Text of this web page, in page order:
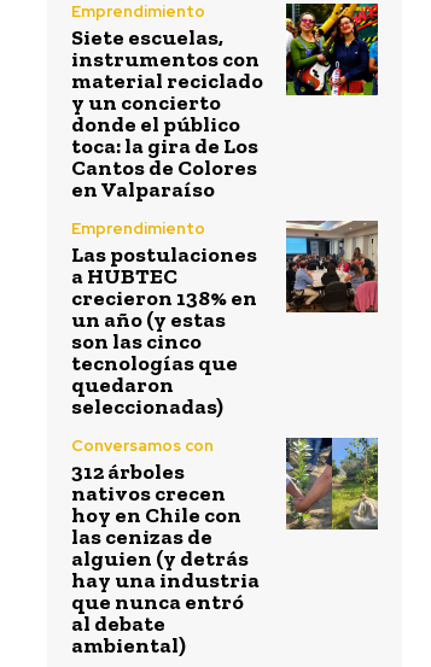
Emprendimiento
Siete escuelas,
instrumentos con
material reciclado
y un concierto
donde el público
toca: la gira de Los
Cantos de Colores
en Valparaíso
Emprendimiento
Las postulaciones
a HUBTEC
crecieron 138% en
un año (y estas
son las cinco
tecnologías que
quedaron
seleccionadas)
Conversamos con
312 árboles
nativos crecen
hoy en Chile con
las cenizas de
alguien (y detrás
hay una industria
que nunca entró
al debate
ambiental)